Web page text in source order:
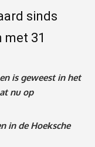
sinds
31
is geweest in het
nu op
in de Hoeksche